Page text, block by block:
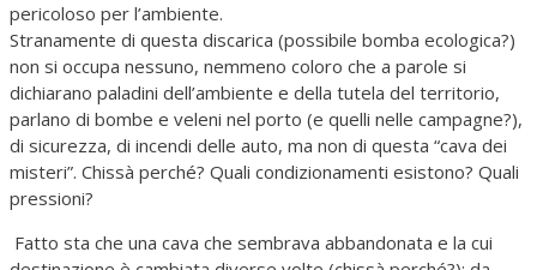
pericoloso per l’ambiente.
Stranamente di questa discarica (possibile bomba ecologica?)
non si occupa nessuno, nemmeno coloro che a parole si
dichiarano paladini dell’ambiente e della tutela del territorio,
parlano di bombe e veleni nel porto (e quelli nelle campagne?),
di sicurezza, di incendi delle auto, ma non di questa “cava dei
misteri”. Chissà perché? Quali condizionamenti esistono? Quali
pressioni?
Fatto sta che una cava che sembrava abbandonata e la cui